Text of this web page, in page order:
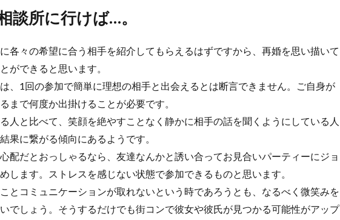
談所に行けば…。
各々の希望に合う相手を紹介してもらえるはずですから、再婚を思い描いて
ができると思います。
、1回の参加で簡単に理想の相手と出会えるとは断言できません。ご自身が
まで何度か出掛けることが必要です。
人と比べて、笑顔を絶やすことなく静かに相手の話を聞くようにしている人
果に繋がる傾向にあるようです。
配だとおっしゃるなら、友達なんかと誘い合ってお見合いパーティーにジョ
します。ストレスを感じない状態で参加できるものと思います。
とコミュニケーションが取れないという時であろうとも、なるべく微笑みを
でしょう。そうするだけでも街コンで彼女や彼氏が見つかる可能性がアップ